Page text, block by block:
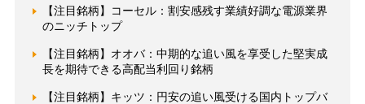
【注目銘柄】コーセル：割安感残す業績好調な電源業界
のニッチトップ
【注目銘柄】オオバ：中期的な追い風を享受した堅実成
長を期待できる高配当利回り銘柄
【注目銘柄】キッツ：円安の追い風受ける国内トップバ